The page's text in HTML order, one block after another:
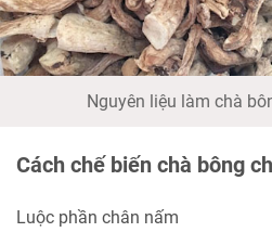
Nguyên liệu làm chà
Cách chế biến chà bông
Luộc phần chân nấm